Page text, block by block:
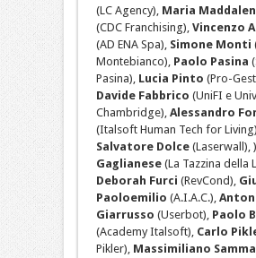
(LC Agency), Maria
(CDC Franchising), Vincenzo
(AD ENA Spa), Simone Monti
Montebianco), Paolo Pasina
Pasina), Lucia Pinto (Pro-
Davide Fabbrico (UniFI e
Chambridge), Alessandro
(Italsoft Human Tech for
Salvatore Dolce (Laserwall),
Gaglianese(La Tazzina della
Deborah Furci (RevCond),
Paoloemilio (A.I.A.C.),
Giarrusso (Userbot), Paolo
(Academy Italsoft),Carlo
Pikler), Massimiliano